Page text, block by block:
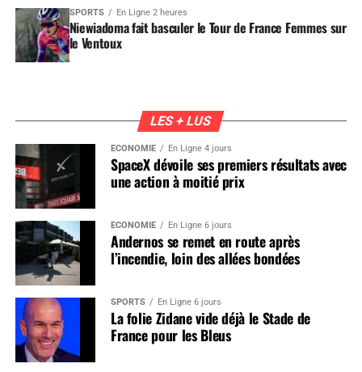
SPORTS En Ligne 2 heures
Niewiadoma fait basculer le Tour de France Femmes sur
le Ventoux
LES + LUS
ÉCONOMIE En Ligne 4 jours
SpaceX dévoile ses premiers résultats avec
une action à moitié prix
ÉCONOMIE En Ligne 6 jours
Andernos se remet en route après
l’incendie, loin des allées bondées
SPORTS En Ligne 6 jours
La folie Zidane vide déjà le Stade de
France pour les Bleus